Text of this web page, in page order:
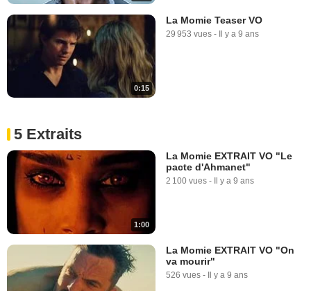
0:15
La Momie Teaser VO
29 953 vues - Il y a 9 ans
5 Extraits
1:00
La Momie EXTRAIT VO "Le
pacte d'Ahmanet"
2 100 vues - Il y a 9 ans
La Momie EXTRAIT VO "On
va mourir"
526 vues - Il y a 9 ans